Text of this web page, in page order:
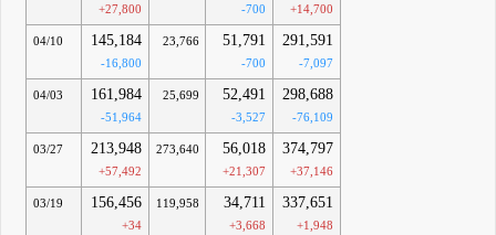
+27,800 -700 +14,700
04/10 145,184
-16,800
23,766 51,791
-700
291,591
-7,097
04/03 161,984
-51,964
25,699 52,491
-3,527
298,688
-76,109
03/27 213,948
+57,492
273,640 56,018
+21,307
374,797
+37,146
03/19 156,456
+34
119,958 34,711
+3,668
337,651
+1,948